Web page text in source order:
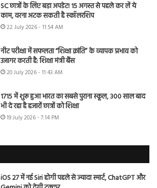
SC छात्रों के लिए बड़ा अपडेट! 15 अगस्त से पहले कर लें ये
काम, वरना अटक सकती है स्कॉलरशिप
22 July 2026 - 11:54 AM
नीट परीक्षा में सफलता “शिक्षा क्रांति” के व्यापक प्रभाव को
उजागर करती है: शिक्षा मंत्री बैंस
20 July 2026 - 11:43 AM
1715 में शुरू हुआ भारत का सबसे पुराना स्कूल, 300 साल बाद
भी दे रहा है हजारों छात्रों को शिक्षा
19 July 2026 - 7:14 PM
iOS 27 में नई Siri होगी पहले से ज्यादा स्मार्ट, ChatGPT और